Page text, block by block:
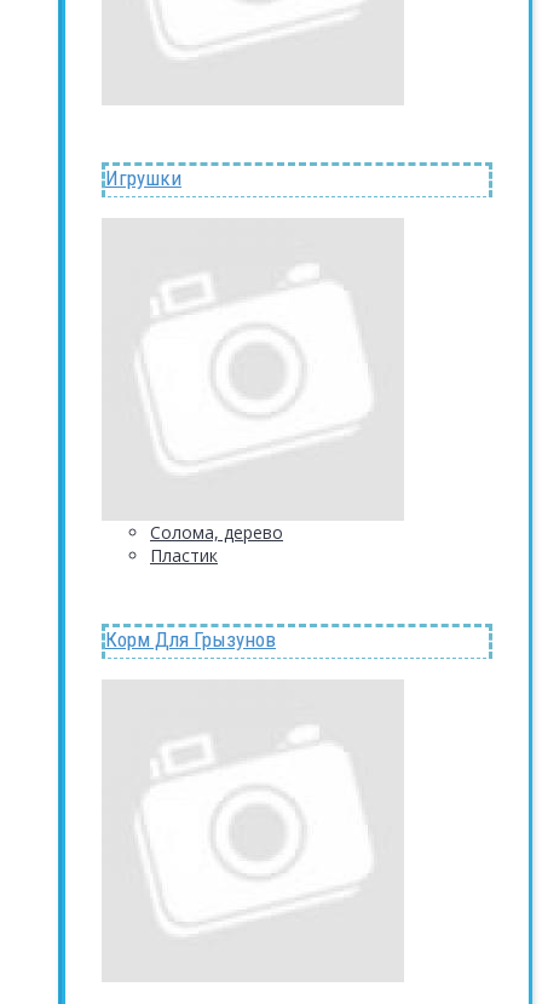
Игрушки
Солома, дерево
Пластик
Корм Для Грызунов